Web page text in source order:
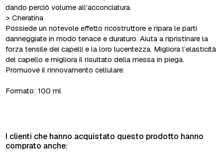
dando perciò volume all’acconciatura.
> Cheratina
Possiede un notevole effetto ricostruttore e ripara le parti
danneggiate in modo tenace e duraturo. Aiuta a ripristinare la
forza tensile dei capelli e la loro lucentezza. Migliora l’elasticità
del capello e migliora il risultato della messa in piega.
Promuove il rinnovamento cellulare.
Formato: 100 ml
I clienti che hanno acquistato questo prodotto hanno
comprato anche: